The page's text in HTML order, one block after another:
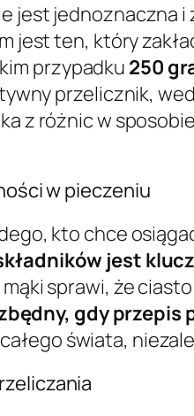
jest jednoznaczna i
jest ten, który
przypadku250
przelicznik,
z różnic w
w pieczeniu
kto chce
jest
sprawi, że
gdy przepis
świata,